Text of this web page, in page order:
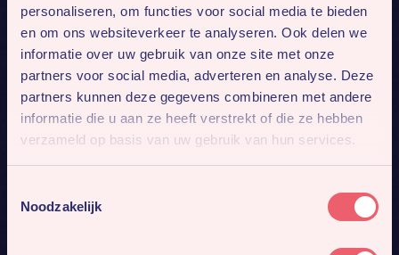
personaliseren, om functies voor social media te bieden
en om ons websiteverkeer te analyseren. Ook delen we
informatie over uw gebruik van onze site met onze
partners voor social media, adverteren en analyse. Deze
partners kunnen deze gegevens combineren met andere
informatie die u aan ze heeft verstrekt of die ze hebben
verzameld op basis van uw gebruik van hun services.
Noodzakelijk